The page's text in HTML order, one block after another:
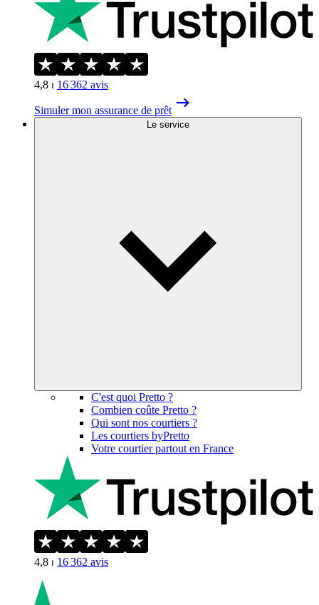
4,8 ⏐ 16 362 avis
Simuler mon assurance de prêt
Le service
C'est quoi Pretto ?
Combien coûte Pretto ?
Qui sont nos courtiers ?
Les courtiers byPretto
Votre courtier partout en France
4,8 ⏐ 16 362 avis